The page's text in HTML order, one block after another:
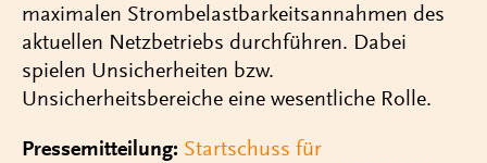
maximalen Strombelastbarkeitsannahmen des
aktuellen Netzbetriebs durchführen. Dabei
spielen Unsicherheiten bzw.
Unsicherheitsbereiche eine wesentliche Rolle.
Pressemitteilung: Startschuss für